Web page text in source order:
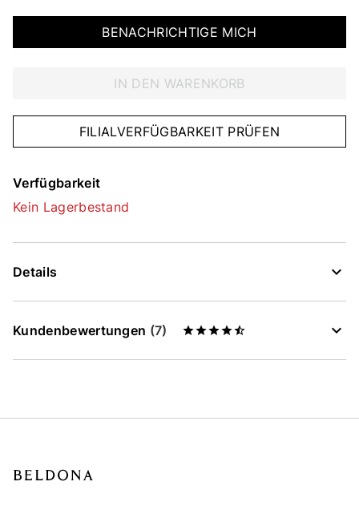
BENACHRICHTIGE MICH
IN DEN WARENKORB
FILIALVERFÜGBARKEIT PRÜFEN
Verfügbarkeit
Kein Lagerbestand
Details
Kundenbewertungen (7)